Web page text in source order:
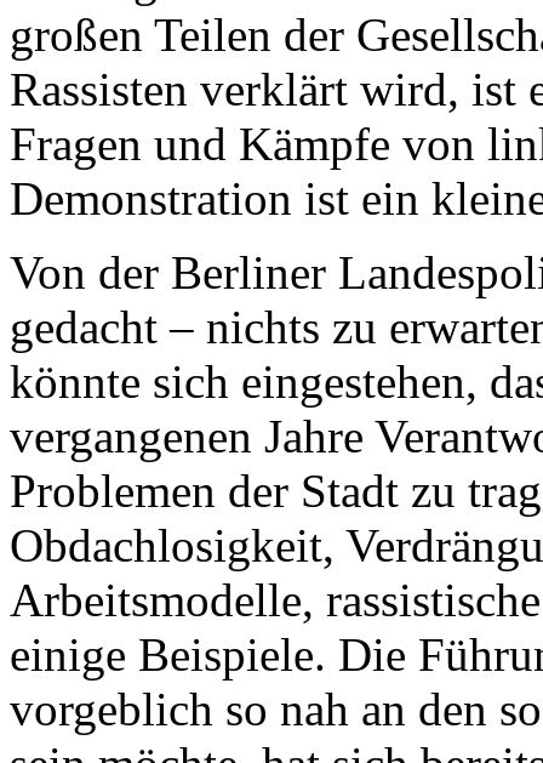
großen Teilen der
Rassisten verklärt wird, ist
Fragen und Kämpfe von
Demonstration ist ein
Von der Berliner
gedacht – nichts zu
könnte sich eingestehen,
vergangenen Jahre
Problemen der Stadt zu
Obdachlosigkeit,
Arbeitsmodelle,
einige Beispiele. Die
vorgeblich so nah an den